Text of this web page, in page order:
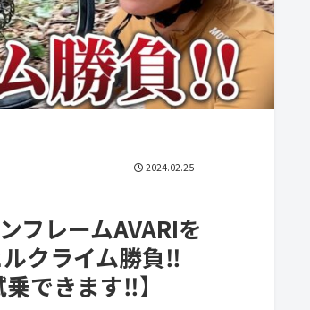
フレームAVARIを
クライム勝負‼️
できます‼️】
2024.02.25